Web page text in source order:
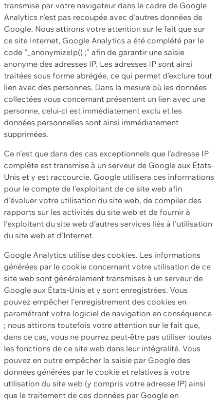
transmise par votre navigateur dans le cadre de Google
Analytics n'est pas recoupée avec d'autres données de
Google. Nous attirons votre attention sur le fait que sur
ce site Internet, Google Analytics a été complété par le
code "_anonymizeIp() ;" afin de garantir une saisie
anonyme des adresses IP. Les adresses IP sont ainsi
traitées sous forme abrégée, ce qui permet d'exclure tout
lien avec des personnes. Dans la mesure où les données
collectées vous concernant présentent un lien avec une
personne, celui-ci est immédiatement exclu et les
données personnelles sont ainsi immédiatement
supprimées.
Ce n'est que dans des cas exceptionnels que l'adresse IP
complète est transmise à un serveur de Google aux États-
Unis et y est raccourcie. Google utilisera ces informations
pour le compte de l'exploitant de ce site web afin
d'évaluer votre utilisation du site web, de compiler des
rapports sur les activités du site web et de fournir à
l'exploitant du site web d'autres services liés à l'utilisation
du site web et d'Internet.
Google Analytics utilise des cookies. Les informations
générées par le cookie concernant votre utilisation de ce
site web sont généralement transmises à un serveur de
Google aux États-Unis et y sont enregistrées. Vous
pouvez empêcher l'enregistrement des cookies en
paramétrant votre logiciel de navigation en conséquence
; nous attirons toutefois votre attention sur le fait que,
dans ce cas, vous ne pourrez peut-être pas utiliser toutes
les fonctions de ce site web dans leur intégralité. Vous
pouvez en outre empêcher la saisie par Google des
données générées par le cookie et relatives à votre
utilisation du site web (y compris votre adresse IP) ainsi
que le traitement de ces données par Google en